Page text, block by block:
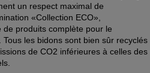
un respect maximal de
«Collection ECO»,
de produits complète pour le
Tous les bidons sont bien sûr recyclés
de CO2 inférieures à celles des